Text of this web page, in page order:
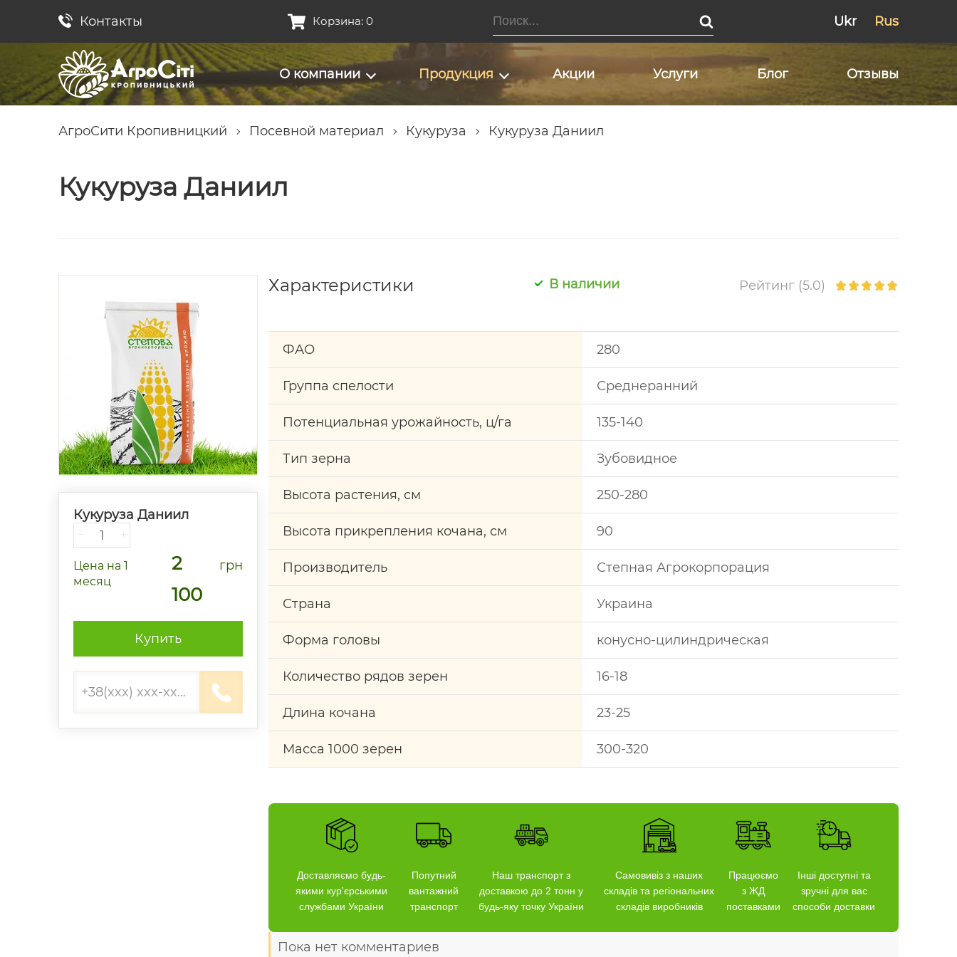
Контакты Корзина: 0 Ukr Rus
О компании Продукция Акции Услуги Блог Отзывы
АгроСити Кропивницкий Посевной материал Кукуруза Кукуруза Даниил
Кукуруза Даниил
Кукуруза Даниил
− +
Цена на 1
месяц
2
100
грн
Купить
Характеристики В наличии Рейтинг (5.0)
ФАО 280
Группа спелости Среднеранний
Потенциальная урожайность, ц/га 135-140
Тип зерна Зубовидное
Высота растения, см 250-280
Высота прикрепления кочана, см 90
Производитель Степная Агрокорпорация
Страна Украина
Форма головы конусно-цилиндрическая
Количество рядов зерен 16-18
Длина кочана 23-25
Масса 1000 зерен 300-320
Доставляємо будь-
якими кур'єрськими
службами України
Попутний
вантажний
транспорт
Наш транспорт з
доставкою до 2 тонн у
будь-яку точку України
Самовивіз з наших
складів та регіональних
складів виробників
Працюємо
з ЖД
поставками
Інші доступні та
зручні для вас
способи доставки
Пока нет комментариев